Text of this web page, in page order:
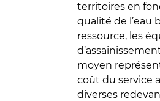
territoires en
qualité de l’eau
ressource, les
moyen
coût du service
diverses